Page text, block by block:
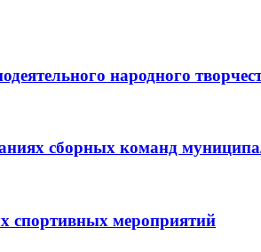
народного
сборных команд
спортивных мероприятий